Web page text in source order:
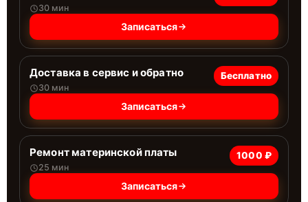
30 мин
Записаться
Доставка в сервис и обратно
30 мин
Бесплатно
Записаться
Ремонт материнской платы
25 мин
1000 ₽
Записаться